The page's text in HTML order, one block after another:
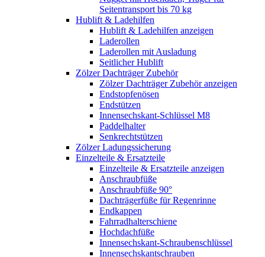
Seitentransport bis 70 kg
Hublift & Ladehilfen
Hublift & Ladehilfen anzeigen
Laderollen
Laderollen mit Ausladung
Seitlicher Hublift
Zölzer Dachträger Zubehör
Zölzer Dachträger Zubehör anzeigen
Endstopfenösen
Endstützen
Innensechskant-Schlüssel M8
Paddelhalter
Senkrechtstützen
Zölzer Ladungssicherung
Einzelteile & Ersatzteile
Einzelteile & Ersatzteile anzeigen
Anschraubfüße
Anschraubfüße 90°
Dachträgerfüße für Regenrinne
Endkappen
Fahrradhalterschiene
Hochdachfüße
Innensechskant-Schraubenschlüssel
Innensechskantschrauben